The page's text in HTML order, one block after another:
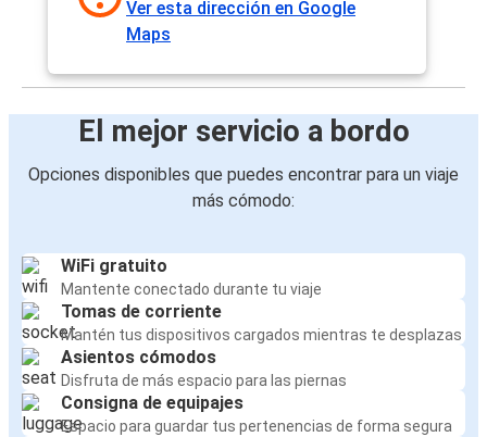
Ver esta dirección en Google
Maps
El mejor servicio a bordo
Opciones disponibles que puedes encontrar para un viaje
más cómodo:
WiFi gratuito
Mantente conectado durante tu viaje
Tomas de corriente
Mantén tus dispositivos cargados mientras te desplazas
Asientos cómodos
Disfruta de más espacio para las piernas
Consigna de equipajes
Espacio para guardar tus pertenencias de forma segura